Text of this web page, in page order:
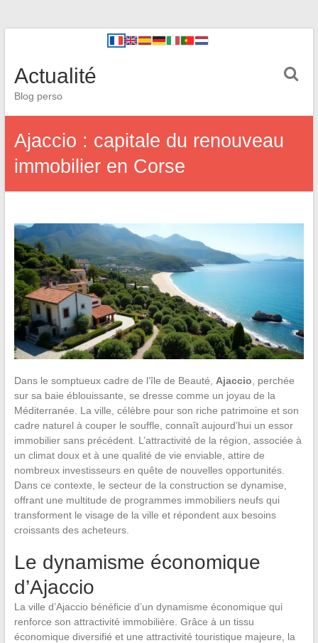
Actualité
Blog perso
Ajaccio : capitale du renouveau
immobilier en Corse
Dans le somptueux cadre de l’île de Beauté, Ajaccio , perchée
sur sa baie éblouissante, se dresse comme un joyau de la
Méditerranée. La ville, célèbre pour son riche patrimoine et son
cadre naturel à couper le souffle, connaît aujourd’hui un essor
immobilier sans précédent. L’attractivité de la région, associée à
un climat doux et à une qualité de vie enviable, attire de
nombreux investisseurs en quête de nouvelles opportunités.
Dans ce contexte, le secteur de la construction se dynamise,
offrant une multitude de programmes immobiliers neufs qui
transforment le visage de la ville et répondent aux besoins
croissants des acheteurs.
Le dynamisme économique
d’Ajaccio
La ville d’Ajaccio bénéficie d’un dynamisme économique qui
renforce son attractivité immobilière. Grâce à un tissu
économique diversifié et une attractivité touristique majeure, la